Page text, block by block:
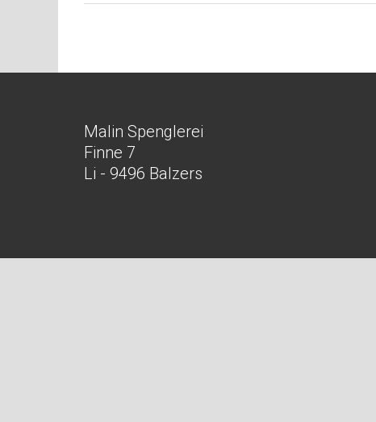
Referenzen
Malin Spenglerei
Finne 7
Li - 9496 Balzers